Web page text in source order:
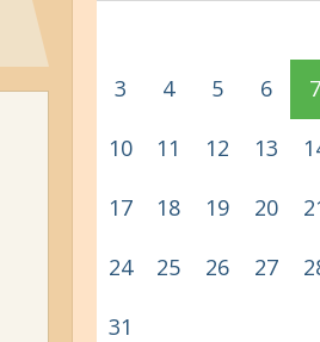
3 4 5 6 7
10 11 12 13
17 18 19 20
24 25 26 27
31